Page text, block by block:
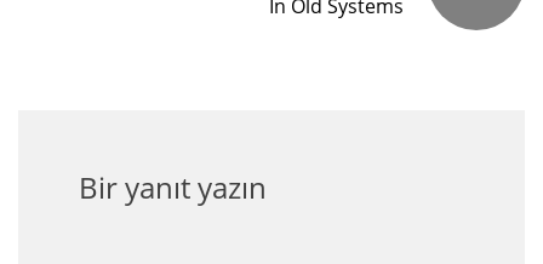
İn Old Systems
Bir yanıt yazın